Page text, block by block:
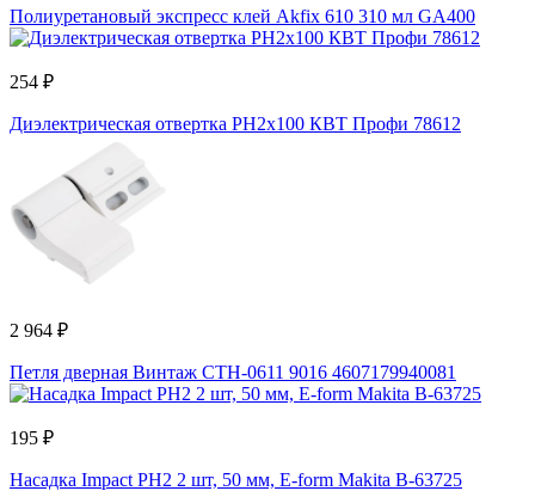
Полиуретановый экспресс клей Akfix 610 310 мл GA400
254 ₽
Диэлектрическая отвертка PH2x100 КВТ Профи 78612
2 964 ₽
Петля дверная Винтаж СТН-0611 9016 4607179940081
195 ₽
Насадка Impact PH2 2 шт, 50 мм, Е-form Makita B-63725